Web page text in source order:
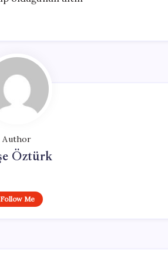
Author
Öztürk
Follow Me